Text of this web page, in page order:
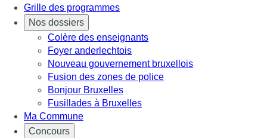
Grille des programmes
Nos dossiers
Colère des enseignants
Foyer anderlechtois
Nouveau gouvernement bruxellois
Fusion des zones de police
Bonjour Bruxelles
Fusillades à Bruxelles
Ma Commune
Concours